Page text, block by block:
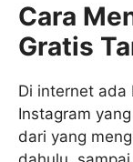
Cara
Gratis
Di internet ada
Instagram
dari yang